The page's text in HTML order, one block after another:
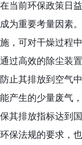
在当前环保政策日
成为重要考量因素
施，可对干燥过程
通过高效的除尘装
防止其排放到空气
能产生的少量废气
保其排放指标达到
环保法规的要求，